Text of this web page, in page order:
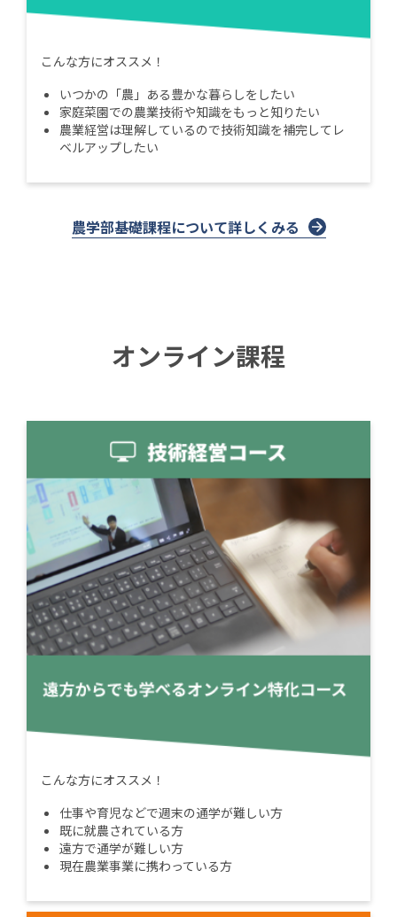
こんな方にオススメ！
いつかの「農」ある豊かな暮らしをしたい
家庭菜園での農業技術や知識をもっと知りたい
農業経営は理解しているので技術知識を補完してレ
ベルアップしたい
農学部基礎課程について詳しくみる
オンライン課程
こんな方にオススメ！
仕事や育児などで週末の通学が難しい方
既に就農されている方
遠方で通学が難しい方
現在農業事業に携わっている方